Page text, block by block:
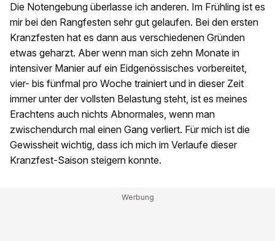
Die Notengebung überlasse ich anderen. Im Frühling ist es
mir bei den Rangfesten sehr gut gelaufen. Bei den ersten
Kranzfesten hat es dann aus verschiedenen Gründen
etwas geharzt. Aber wenn man sich zehn Monate in
intensiver Manier auf ein Eidgenössisches vorbereitet,
vier- bis fünfmal pro Woche trainiert und in dieser Zeit
immer unter der vollsten Belastung steht, ist es meines
Erachtens auch nichts Abnormales, wenn man
zwischendurch mal einen Gang verliert. Für mich ist die
Gewissheit wichtig, dass ich mich im Verlaufe dieser
Kranzfest-Saison steigern konnte.